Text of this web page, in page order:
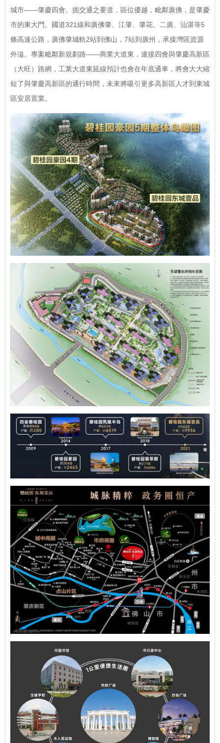
城市——肇慶四會。扼交通之要道，區位優越，毗鄰廣佛，是肇慶
市的東大門。國道321線和廣佛肇、江肇、肇花、二廣、汕湛等5
條高速公路，廣佛肇城軌2站到佛山，7站到廣州，承接灣區資源
外溢。專案毗鄰新規劃路——商業大道東，連接四會與肇慶高新區
（大旺）路網，工業大道東延線預計也會在年底通車，將會大大縮
短了與肇慶高新區的通行時間，未來將吸引更多高新區人才到東城
區安居置業。